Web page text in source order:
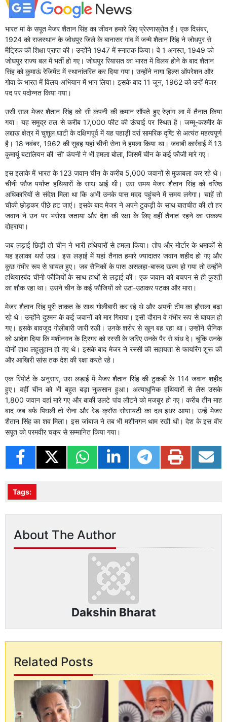
भारत मां के सपूत मेजर शैतान सिंह का जीवन हमारे लिए प्रेरणास्रोत है। एक दिसंबर,
1924 को राजस्थान के जोधपुर जिले के बानासर गांव में जन्मे शैतान सिंह ने जोधपुर से
मैट्रिक की शिक्षा प्राप्त की। उन्होंने 1947 में स्नातक किया। वे 1 अगस्त, 1949 को
जोधपुर राज्य बल में भर्ती हो गए। जोधपुर रियासत का भारत में विलय होने के बाद शैतान
सिंह को कुमाऊं रेजिमेंट में स्थानांतरित कर दिया गया। उन्होंने नागा हिल्स ऑपरेशन और
गोवा के भारत में विलय अभियान में भाग लिया। इसके बाद 11 जून, 1962 को उन्हें मेजर
पद पर पदोन्नत किया गया।
उसी साल मेजर शैतान सिंह को सी कंपनी की कमान सौंपते हुए रेज़ांग ला में तैनात किया
गया। यह समुद्र तल से करीब 17,000 फीट की ऊंचाई पर स्थित है। जम्मू-कश्मीर के
लद्दाख क्षेत्र में चुशूल घाटी के दक्षिणपूर्व में यह पहाड़ी दर्रा सामरिक दृष्टि से अत्यंत महत्वपूर्ण
है। 18 नवंबर, 1962 की सुबह यहां चीनी सेना ने हमला किया था। जवाबी कार्रवाई में 13
कुमायूं बटालियन की ‘सी’ कंपनी ने भी हमला बोला, जिसमें चीन के कई फौजी मारे गए।
इस इलाके में भारत के 123 जवान चीन के करीब 5,000 जवानों से मुकाबला कर रहे थे।
चीनी फौज पर्याप्त हथियारों के साथ आई थी। उस समय मेजर शैतान सिंह को वरिष्ठ
अधिकारियों से संदेश मिला था कि अभी उनके पास मदद पहुंचने में समय लगेगा। चाहें तो
चौकी छोड़कर पीछे हट जाएं। इसके बाद मेजर ने अपने टुकड़ी के साथ बातचीत की तो हर
जवान ने उन पर भरोसा जताया और देश की रक्षा के लिए वहीं तैनात रहने का संकल्प
दोहराया।
जब लड़ाई छिड़ी तो चीन ने भारी हथियारों से हमला किया। तोप और मोर्टार के धमाकों से
यह इलाका थर्रा उठा। इस लड़ाई में यहां तैनात हमारे ज्यादातर जवान शहीद हो गए और
कुछ गंभीर रूप से घायल हुए। जब सैनिकों के पास असलहा-बारूद खत्म हो गया तो उन्होंने
हथियारबंद चीनी फौजियों के साथ हाथों से लड़ाई की। एक जवान को बचपन से ही कुश्ती
का शौक रहा था। उसने चीन के कई फौजियों को उठा-उठाकर पटका और मारा।
मेजर शैतान सिंह पूरी ताकत के साथ गोलीबारी कर रहे थे और अपनी टीम का हौसला बढ़ा
रहे थे। उन्होंने दुश्मन के कई जवानों को मार गिराया। इसी दौरान वे गंभीर रूप से घायल हो
गए। इसके बावजूद गोलीबारी जारी रखी। उनके शरीर से खून बह रहा था। उन्होंने सैनिक
को आदेश दिया कि मशीनगन के ट्रिगर को रस्सी के जरिए उनके पैर से बांध दे। चूंकि उनके
दोनों हाथ लहूलुहान हो गए थे। इसके बाद मेजर ने रस्सी की सहायता से फायरिंग शुरू की
और आखिरी सांस तक देश की रक्षा करते रहे।
एक रिपोर्ट के अनुसार, उस लड़ाई में मेजर शैतान सिंह की टुकड़ी के 114 जवान शहीद
हुए। वहीं चीन को भी बहुत बड़ा नुकसान हुआ। अत्याधुनिक हथियारों से लैस उसके
1,800 जवान वहां मारे गए और बाकी उलटे पांव लौटने को मजबूर हो गए। करीब तीन माह
बाद जब बर्फ पिघली तो सेना और रेड क्रॉस सोसायटी का दल इधर आया। उन्हें मेजर
शैतान सिंह का शव मिला। इस जांबाज ने तब भी मशीनगन थाम रखी थी। देश के इस वीर
सपूत को परमवीर चक्र से सम्मानित किया गया।
Tags:
About The Author
Dakshin Bharat
Related Posts